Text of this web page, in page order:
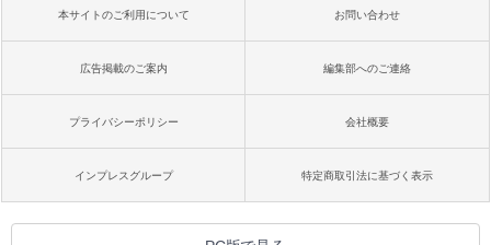
本サイトのご利用について お問い合わせ
広告掲載のご案内 編集部へのご連絡
プライバシーポリシー 会社概要
インプレスグループ 特定商取引法に基づく表示